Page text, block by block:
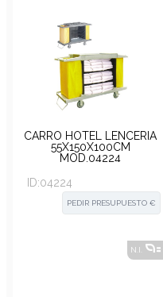
CARRO HOTEL LENCERÍA
55X150X100CM
MOD.04224
ID:04224
PEDIR PRESUPUESTO €
N.I.